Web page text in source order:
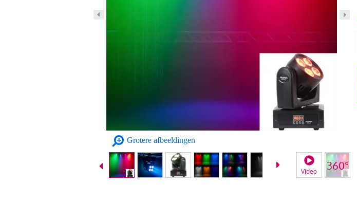
Grotere afbeeldingen
Video